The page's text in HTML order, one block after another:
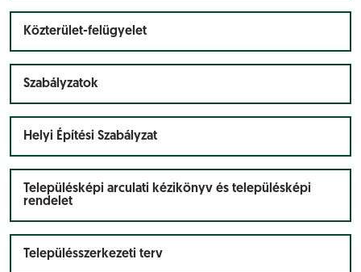
Közterület-felügyelet
Szabályzatok
Helyi Építési Szabályzat
Településképi arculati kézikönyv és településképi
rendelet
Településszerkezeti terv